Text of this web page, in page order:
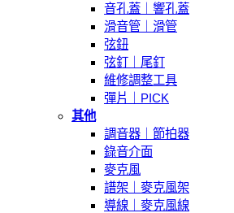
音孔蓋｜響孔蓋
滑音管｜滑管
弦鈕
弦釘｜尾釘
維修調整工具
彈片｜PICK
其他
調音器｜節拍器
錄音介面
麥克風
譜架｜麥克風架
導線｜麥克風線